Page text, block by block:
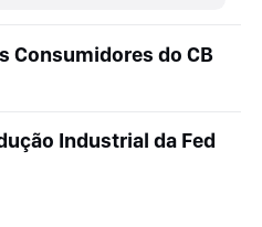
Consumidores do CB
Industrial da Fed